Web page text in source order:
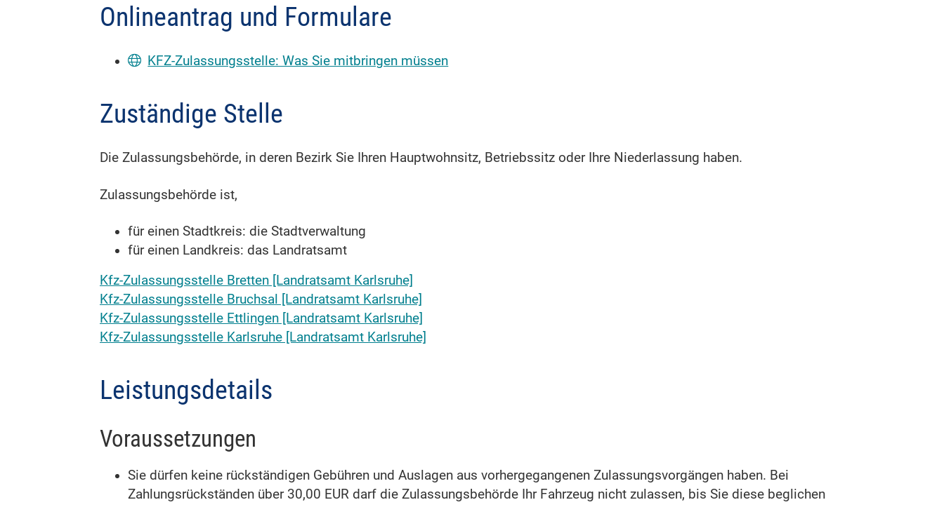
Onlineantrag und Formulare
KFZ-Zulassungsstelle: Was Sie mitbringen müssen
Zuständige Stelle
Die Zulassungsbehörde, in deren Bezirk Sie Ihren Hauptwohnsitz, Betriebssitz oder Ihre Niederlassung haben.
Zulassungsbehörde ist,
für einen Stadtkreis: die Stadtverwaltung
für einen Landkreis: das Landratsamt
Kfz-Zulassungsstelle Bretten [Landratsamt Karlsruhe]
Kfz-Zulassungsstelle Bruchsal [Landratsamt Karlsruhe]
Kfz-Zulassungsstelle Ettlingen [Landratsamt Karlsruhe]
Kfz-Zulassungsstelle Karlsruhe [Landratsamt Karlsruhe]
Leistungsdetails
Voraussetzungen
Sie dürfen keine rückständigen Gebühren und Auslagen aus vorhergegangenen Zulassungsvorgängen haben. Bei
Zahlungsrückständen über 30,00 EUR darf die Zulassungsbehörde Ihr Fahrzeug nicht zulassen, bis Sie diese beglichen